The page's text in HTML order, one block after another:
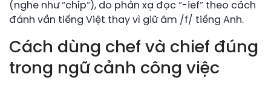
(nghe như “chíp”), do phản xạ đọc “-ief” theo cách
đánh vần tiếng Việt thay vì giữ âm /f/ tiếng Anh.
Cách dùng chef và chief đúng
trong ngữ cảnh công việc